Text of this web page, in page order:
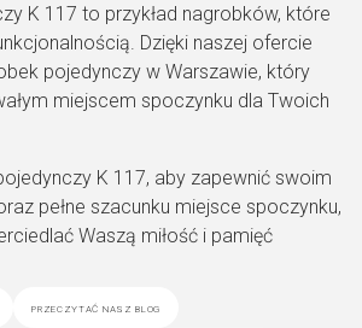
K 117 to przykład nagrobków, które
Dzięki naszej ofercie
pojedynczy w Warszawie, który
miejscem spoczynku dla Twoich
K 117, aby zapewnić swoim
pełne szacunku miejsce spoczynku,
Waszą miłość i pamięć
przeczytać nasz blog